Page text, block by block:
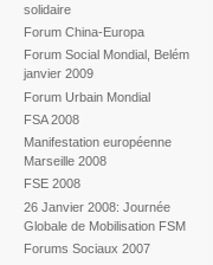
solidaire
Forum China-Europa
Forum Social Mondial, Belém
janvier 2009
Forum Urbain Mondial
FSA 2008
Manifestation européenne
Marseille 2008
FSE 2008
26 Janvier 2008: Journée
Globale de Mobilisation FSM
Forums Sociaux 2007